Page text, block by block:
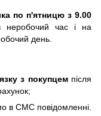
по п'ятницю з 9.00
неробочий час і на
день.
з покупцемпісля
в СМС повідомленні.